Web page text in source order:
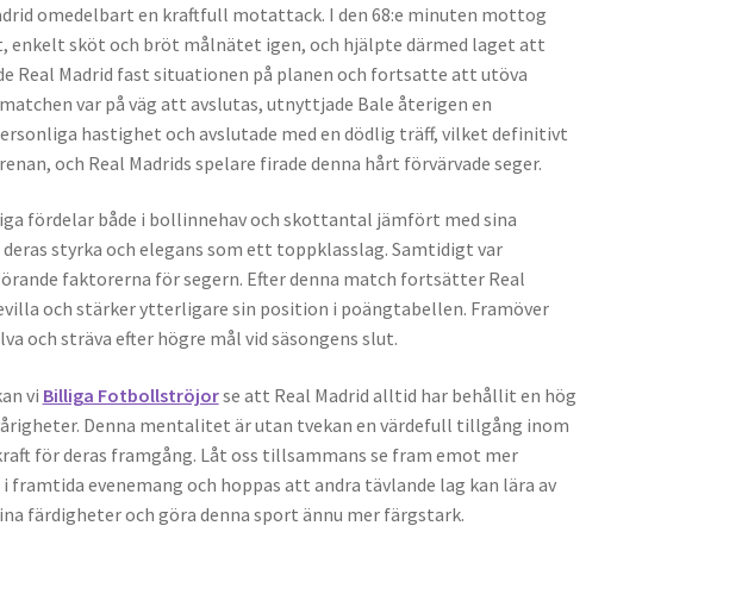
omedelbart en kraftfull motattack. I den 68:e minuten mottog
enkelt sköt och bröt målnätet igen, och hjälpte därmed laget att
Real Madrid fast situationen på planen och fortsatte att utöva
var på väg att avslutas, utnyttjade Bale återigen en
hastighet och avslutade med en dödlig träff, vilket definitivt
och Real Madrids spelare firade denna hårt förvärvade seger.
fördelar både i bollinnehav och skottantal jämfört med sina
styrka och elegans som ett toppklasslag. Samtidigt var
faktorerna för segern. Efter denna match fortsätter Real
och stärker ytterligare sin position i poängtabellen. Framöver
och sträva efter högre mål vid säsongens slut.
vi Billiga Fotbollströjorse att Real Madrid alltid har behållit en hög
Denna mentalitet är utan tvekan en värdefull tillgång inom
för deras framgång. Låt oss tillsammans se fram emot mer
evenemang och hoppas att andra tävlande lag kan lära av
färdigheter och göra denna sport ännu mer färgstark.